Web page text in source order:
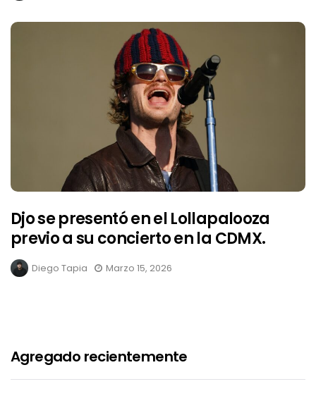
Djo se presentó en el Lollapalooza
previo a su concierto en la CDMX.
Diego Tapia Marzo 15, 2026
Agregado recientemente